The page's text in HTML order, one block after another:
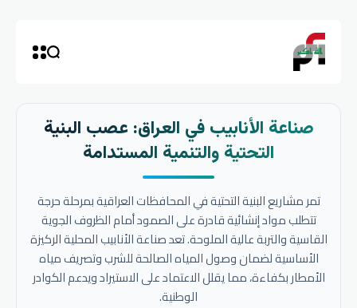
صناعة الأنابيب في العراق: عصب البنية
التحتية والتنمية المستدامة
تمر مشاريع البنية التحتية في المحافظات العراقية بمرحلة حرجة
تتطلب مواد إنشائية قادرة على الصمود أمام الظروف الجوية
القاسية والتربة عالية الملوحة. تعد صناعة الأنابيب المحلية الركيزة
الأساسية لضمان وصول المياه الصالحة للشرب وتصريف مياه
الأمطار بكفاءة، مما يقلل الاعتماد على الاستيراد ويدعم الكوادر
الوطنية.